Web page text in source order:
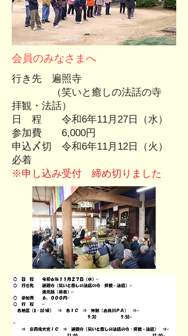
会員のみなさまへ
行き先 遍照寺
（笑いと癒しの法話の寺
拝観・法話）
日 程 令和6年11月27日（水）
参加費 6,000円
​申込〆切 令和6年11月12日（火）
必着
※申し込み受付 締め切りました